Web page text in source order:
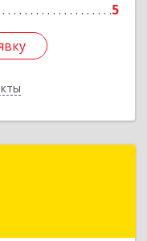
5
г, корпус 2307А,